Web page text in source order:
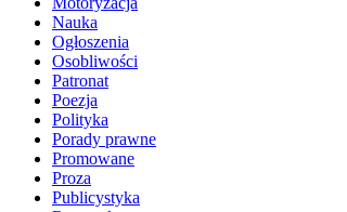
Nauka
Ogłoszenia
Osobliwości
Patronat
Poezja
Polityka
Porady prawne
Promowane
Proza
Publicystyka